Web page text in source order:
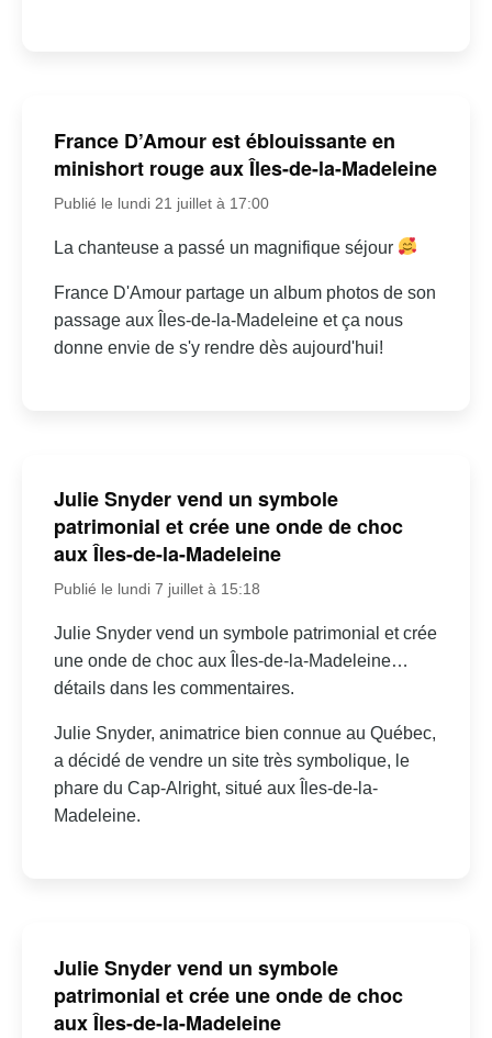
France D’Amour est éblouissante en
minishort rouge aux Îles-de-la-Madeleine
Publié le lundi 21 juillet à 17:00
La chanteuse a passé un magnifique séjour
France D'Amour partage un album photos de son
passage aux Îles-de-la-Madeleine et ça nous
donne envie de s'y rendre dès aujourd'hui!
Julie Snyder vend un symbole
patrimonial et crée une onde de choc
aux Îles-de-la-Madeleine
Publié le lundi 7 juillet à 15:18
Julie Snyder vend un symbole patrimonial et crée
une onde de choc aux Îles-de-la-Madeleine…
détails dans les commentaires.
Julie Snyder, animatrice bien connue au Québec,
a décidé de vendre un site très symbolique, le
phare du Cap-Alright, situé aux Îles-de-la-
Madeleine.
Julie Snyder vend un symbole
patrimonial et crée une onde de choc
aux Îles-de-la-Madeleine